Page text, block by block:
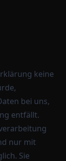
keine
bei uns,
entfällt.
nur mit
Sie